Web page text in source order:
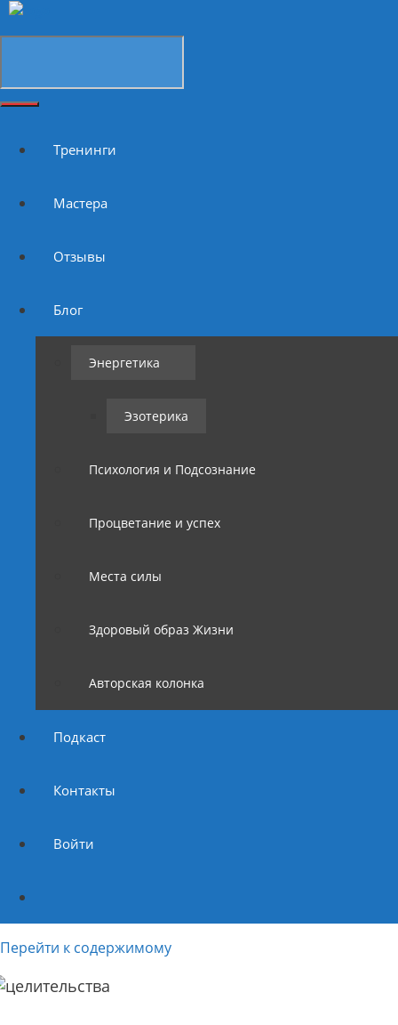
Тренинги
Мастера
Отзывы
Блог
Энергетика
Эзотерика
Психология и Подсознание
Процветание и успех
Места силы
Здоровый образ Жизни
Авторская колонка
Подкаст
Контакты
Войти
Перейти к содержимому